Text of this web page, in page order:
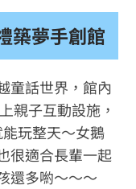
築夢手創館
童話世界，館內
親子互動設施，
玩整天～女鵝
很適合長輩一起
還多喲～～～